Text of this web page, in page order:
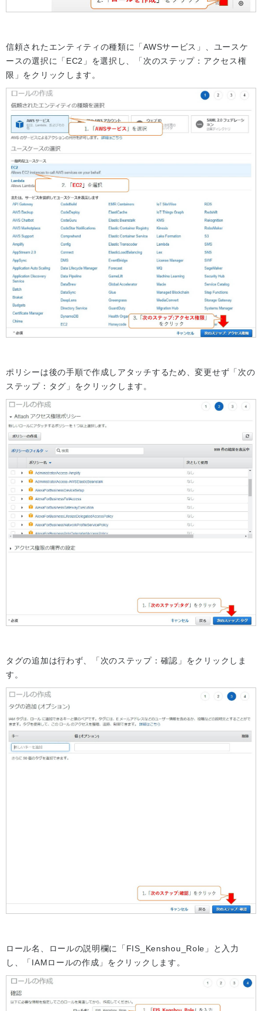
信頼されたエンティティの種類に「AWSサービス」、ユースケ
ースの選択に「EC2」を選択し、「次のステップ：アクセス権
限」をクリックします。
ポリシーは後の手順で作成しアタッチするため、変更せず「次の
ステップ：タグ」をクリックします。
タグの追加は行わず、「次のステップ：確認」をクリックしま
す。
ロール名、ロールの説明欄に「FIS_Kenshou_Role」と入力
し、「IAMロールの作成」をクリックします。